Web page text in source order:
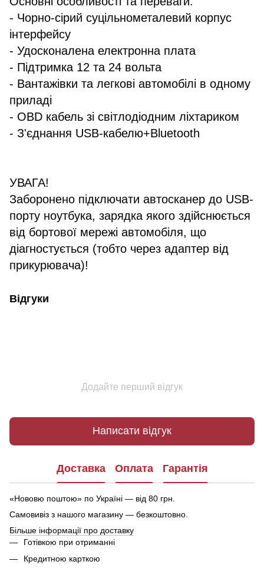
- Чорно-сірий суцільнометалевий корпус
інтерфейсу
- Удосконалена електронна плата
- Підтримка 12 та 24 вольта
- Вантажівки та легкові автомобілі в одному
приладі
- OBD кабель зі світлодіодним ліхтариком
- З'єднання USB-кабелю+Bluetooth
УВАГА!
Заборонено підключати автосканер до USB-
порту ноутбука, зарядка якого здійснюється
від бортової мережі автомобіля, що
діагностується (тобто через адаптер від
прикурювача)!
Відгуки
Додайте перший відгук
Написати відгук
Доставка Оплата Гарантія
«Нововю поштою» по Україні — від 80 грн.
Самовивіз з нашого магазину — безкоштовно.
Більше інформації про доставку
Готівкою при отриманні
Кредитною карткою